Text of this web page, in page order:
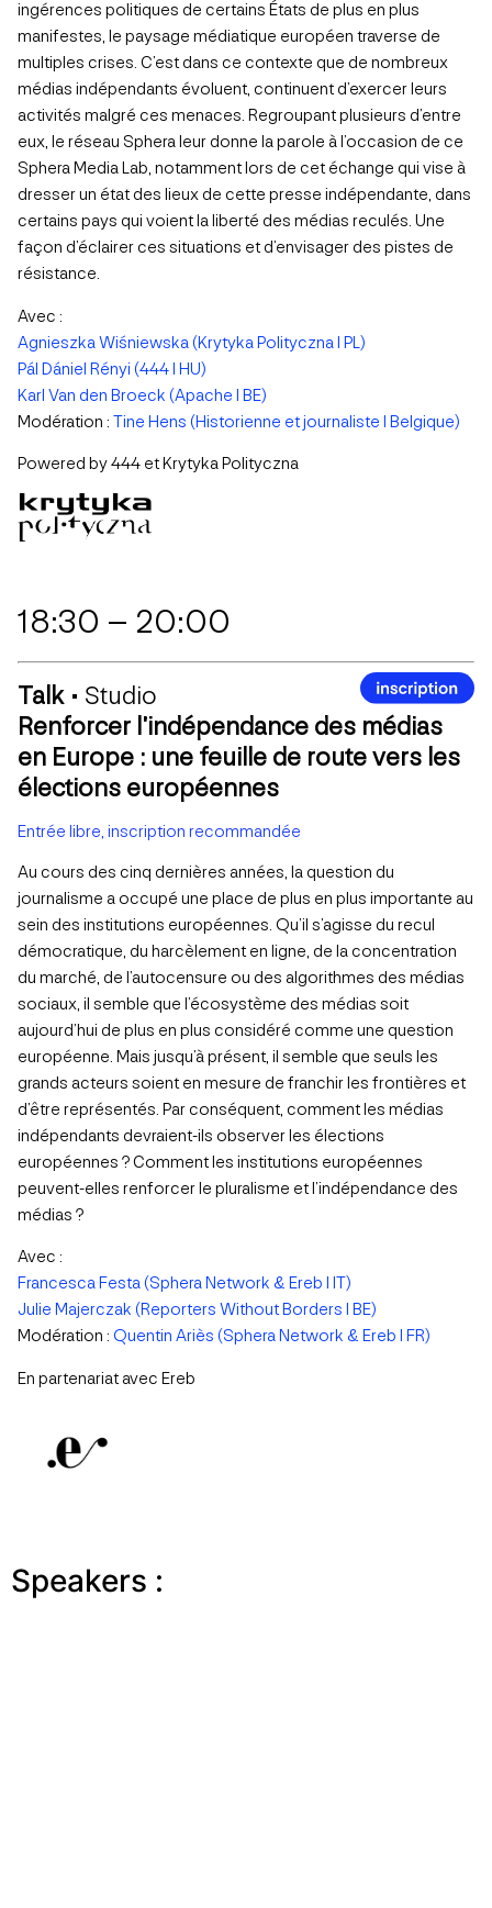
ingérences politiques de certains États de plus en plus
manifestes, le paysage médiatique européen traverse de
multiples crises. C’est dans ce contexte que de nombreux
médias indépendants évoluent, continuent d’exercer leurs
activités malgré ces menaces. Regroupant plusieurs d’entre
eux, le réseau Sphera leur donne la parole à l’occasion de ce
Sphera Media Lab, notamment lors de cet échange qui vise à
dresser un état des lieux de cette presse indépendante, dans
certains pays qui voient la liberté des médias reculés. Une
façon d’éclairer ces situations et d’envisager des pistes de
résistance.
Avec :
Agnieszka Wiśniewska (Krytyka Polityczna I PL)
Pál Dániel Rényi (444 I HU)
Karl Van den Broeck (Apache I BE)
Modération : Tine Hens (Historienne et journaliste I Belgique)
Powered by 444 et Krytyka Polityczna
18:30 – 20:00
Talk • Studio
Renforcer l’indépendance des médias
en Europe : une feuille de route vers les
élections européennes
Entrée libre, inscription recommandée
Au cours des cinq dernières années, la question du
journalisme a occupé une place de plus en plus importante au
sein des institutions européennes. Qu’il s’agisse du recul
démocratique, du harcèlement en ligne, de la concentration
du marché, de l’autocensure ou des algorithmes des médias
sociaux, il semble que l’écosystème des médias soit
aujourd’hui de plus en plus considéré comme une question
européenne. Mais jusqu’à présent, il semble que seuls les
grands acteurs soient en mesure de franchir les frontières et
d’être représentés. Par conséquent, comment les médias
indépendants devraient-ils observer les élections
européennes ? Comment les institutions européennes
peuvent-elles renforcer le pluralisme et l’indépendance des
médias ?
Avec :
Francesca Festa (Sphera Network & Ereb I IT)
Julie Majerczak (Reporters Without Borders I BE)
Modération : Quentin Ariès (Sphera Network & Ereb I FR)
En partenariat avec Ereb
Speakers :